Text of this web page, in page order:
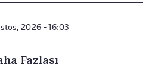
2026 - 16:03
Fazlası